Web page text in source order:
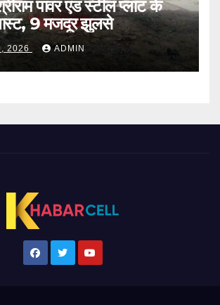
पावर एंड स्टील प्लांट के
9 मजदूर झुलसे
2026 ADMIN